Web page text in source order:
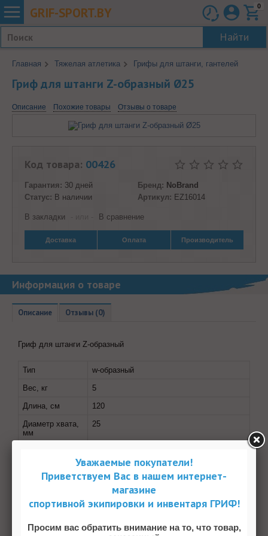
GRIF-SPORT.BY 0
Найти
Главная Тяжелая атлетика Грифы для штанги, гантелей
Гриф для штанги Z-образный Ø25
Описание Похожие товары Отзывы о товаре
Код товара: 00426
В закладки- или -В сравнение
Гарантия: 30 дней
Статус: В наличии
Бренд: NoBrand
Артикул: EZ16014
Доставка Оплата Производитель
Информация о товаре
Описание Отзывы (0)
Гриф для штанги Z-образный
Тип
w-образный
Вес, кг
5
Длина, см
120
Диаметр хвата,
мм
25
нагрузка, кг
Уважаемые покупатели!
Приветствуем Вас в нашем интернет-
магазине
спортивной экипировки и инвентаря ГРИФ!
Просим вас обратить внимание на то, что товар,